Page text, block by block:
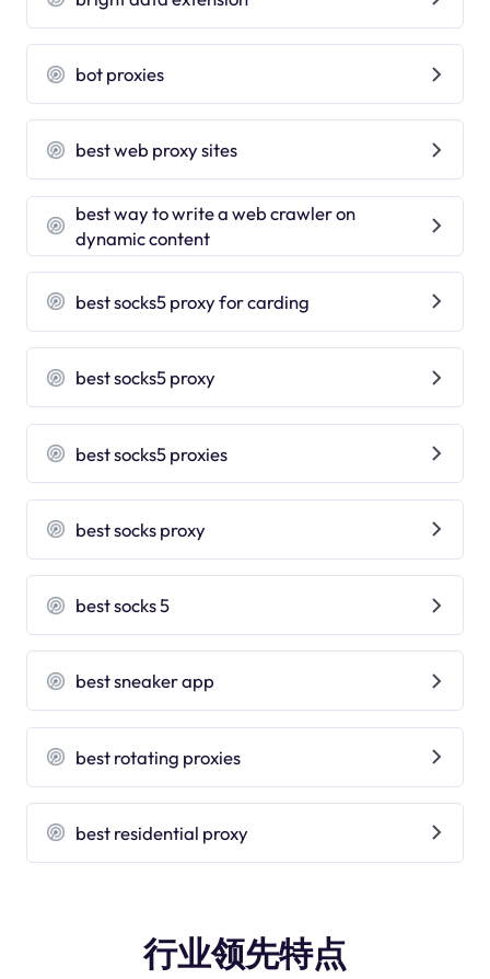
bot proxies
best web proxy sites
best way to write a web crawler on
dynamic content
best socks5 proxy for carding
best socks5 proxy
best socks5 proxies
best socks proxy
best socks 5
best sneaker app
best rotating proxies
best residential proxy
行业领先特点